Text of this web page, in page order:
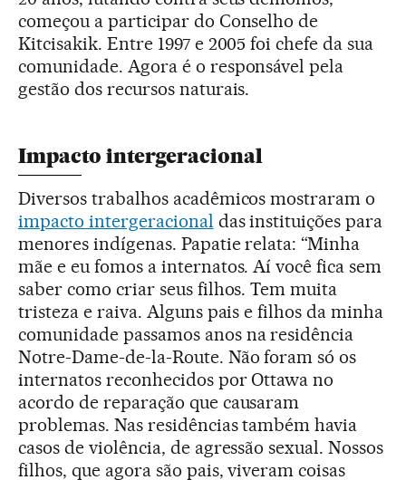
começou a participar do Conselho de
Kitcisakik. Entre 1997 e 2005 foi chefe da sua
comunidade. Agora é o responsável pela
gestão dos recursos naturais.
Impacto intergeracional
Diversos trabalhos acadêmicos mostraram o
impacto intergeracional das instituições para
menores indígenas. Papatie relata: “Minha
mãe e eu fomos a internatos. Aí você fica sem
saber como criar seus filhos. Tem muita
tristeza e raiva. Alguns pais e filhos da minha
comunidade passamos anos na residência
Notre-Dame-de-la-Route. Não foram só os
internatos reconhecidos por Ottawa no
acordo de reparação que causaram
problemas. Nas residências também havia
casos de violência, de agressão sexual. Nossos
filhos, que agora são pais, viveram coisas